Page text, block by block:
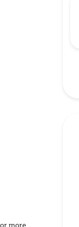
more